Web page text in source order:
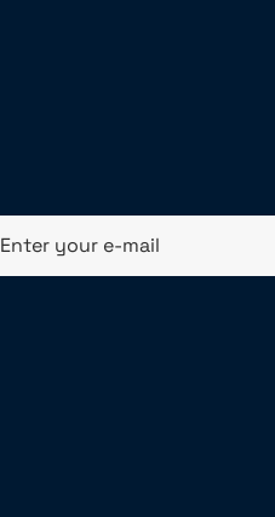
Enter your e-mail